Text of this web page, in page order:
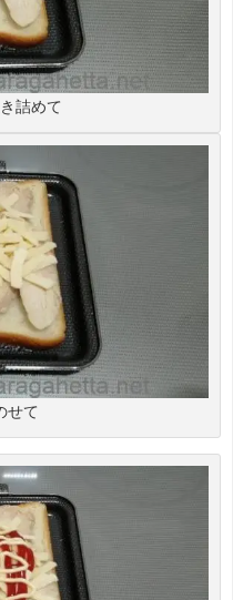
詰めて
せて